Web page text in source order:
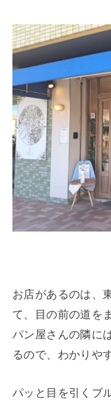
お店があるのは、
て、目の前の道を
パン屋さんの隣に
るので、わかりや
パッと目を引くブ